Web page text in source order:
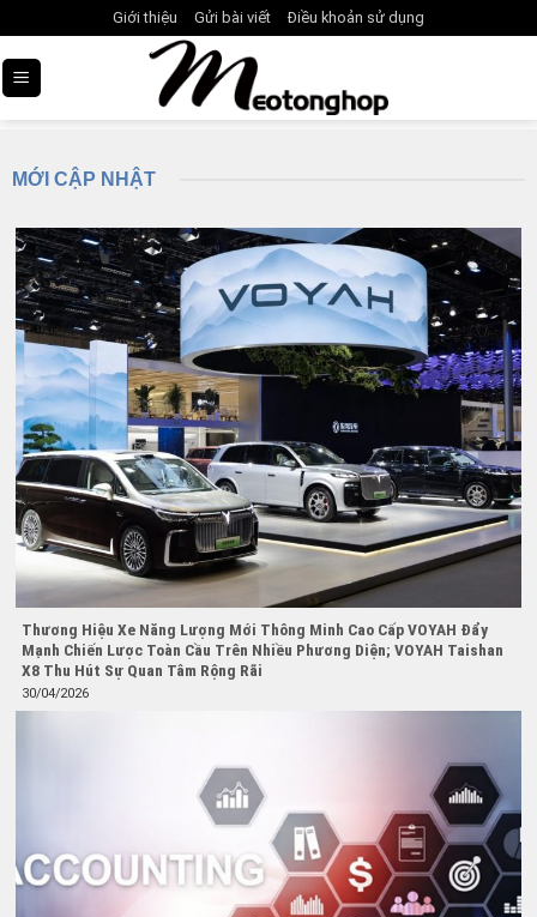
to
content
Giới thiệu Gửi bài viết Điều khoản sử dụng
MỚI CẬP NHẬT
Thương Hiệu Xe Năng Lượng Mới Thông Minh Cao Cấp VOYAH Đẩy
Mạnh Chiến Lược Toàn Cầu Trên Nhiều Phương Diện; VOYAH Taishan
X8 Thu Hút Sự Quan Tâm Rộng Rãi
30/04/2026